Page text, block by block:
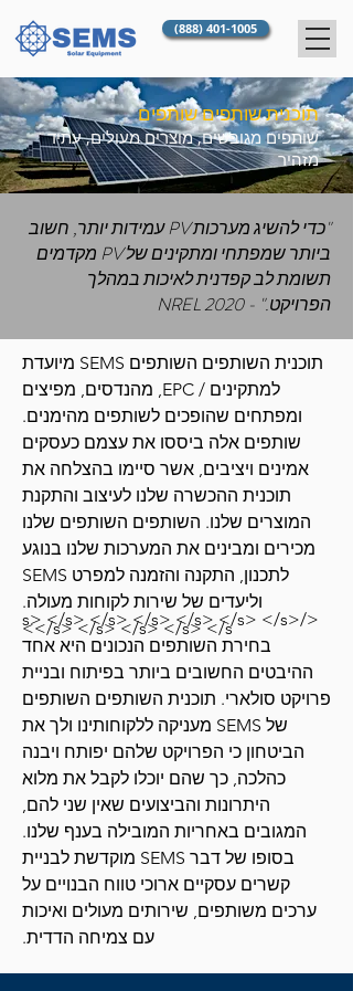
(888) 401-1005
תוכנית שותפים שותפים
שותפים מגובשים, מוצרים מעולים, עתיד
מזהיר
תוכנית השותפים השותפים SEMS מיועדת
למתקינים / EPC, מהנדסים, מפיצים
ומפתחים שהופכים לשותפים מהימנים.
שותפים אלה ביססו את עצמם כעסקים
אמינים ויציבים, אשר סיימו בהצלחה את
תוכנית ההכשרה שלנו לעיצוב והתקנת
המוצרים שלנו. השותפים השותפים שלנו
מכירים ומבינים את המערכות שלנו בנוגע
לתכנון, התקנה והזמנה למפרט SEMS
וליעדים של שירות לקוחות מעולה.
</s> </s> </s> </s> </s> </s> </s>
</s> </s> </s> </s> </s>
בחירת השותפים הנכונים היא אחד
ההיבטים החשובים ביותר בפיתוח ובניית
פרויקט סולארי. תוכנית השותפים השותפים
של SEMS מעניקה ללקוחותינו ולך את
הביטחון כי הפרויקט שלהם יפותח ויבנה
כהלכה, כך שהם יוכלו לקבל את מלוא
היתרונות והביצועים שאין שני להם,
המגובים באחריות המובילה בענף שלנו.
בסופו של דבר SEMS מוקדשת לבניית
קשרים עסקיים ארוכי טווח הבנויים על
ערכים משותפים, שירותים מעולים ואיכות
עם צמיחה הדדית.
"כדי להשיג מערכות PV עמידות יותר, חשוב
ביותר שמפתחי ומתקינים של PV מקדמים
תשומת לב קפדנית לאיכות במהלך
הפרויקט." - NREL 2020